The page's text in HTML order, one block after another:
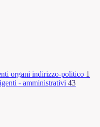
organi indirizzo-politico 1
- amministrativi 43